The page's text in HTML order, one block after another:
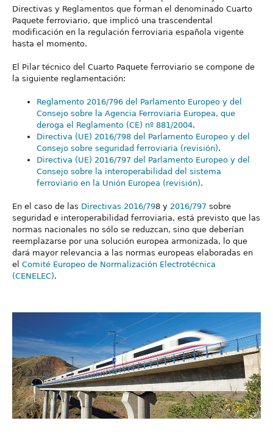
Directivas y Reglamentos que forman el denominado Cuarto
Paquete ferroviario, que implicó una trascendental
modificación en la regulación ferroviaria española vigente
hasta el momento.
El Pilar técnico del Cuarto Paquete ferroviario se compone de
la siguiente reglamentación:
Reglamento 2016/796 del Parlamento Europeo y del
Consejo sobre la Agencia Ferroviaria Europea, que
deroga el Reglamento (CE) nº 881/2004.
Directiva (UE) 2016/798 del Parlamento Europeo y del
Consejo sobre seguridad ferroviaria (revisión).
Directiva (UE) 2016/797 del Parlamento Europeo y del
Consejo sobre la interoperabilidad del sistema
ferroviario en la Unión Europea (revisión).
En el caso de las Directivas 2016/798 y 2016/797 sobre
seguridad e interoperabilidad ferroviaria, está previsto que las
normas nacionales no sólo se reduzcan, sino que deberían
reemplazarse por una solución europea armonizada, lo que
dará mayor relevancia a las normas europeas elaboradas en
el Comité Europeo de Normalización Electrotécnica
(CENELEC).